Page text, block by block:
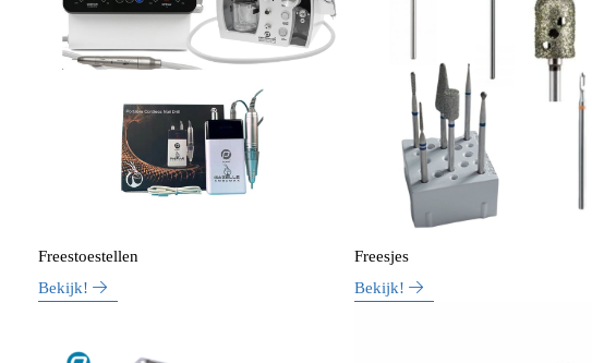
Freestoestellen
Bekijk!
Freesjes
Bekijk!